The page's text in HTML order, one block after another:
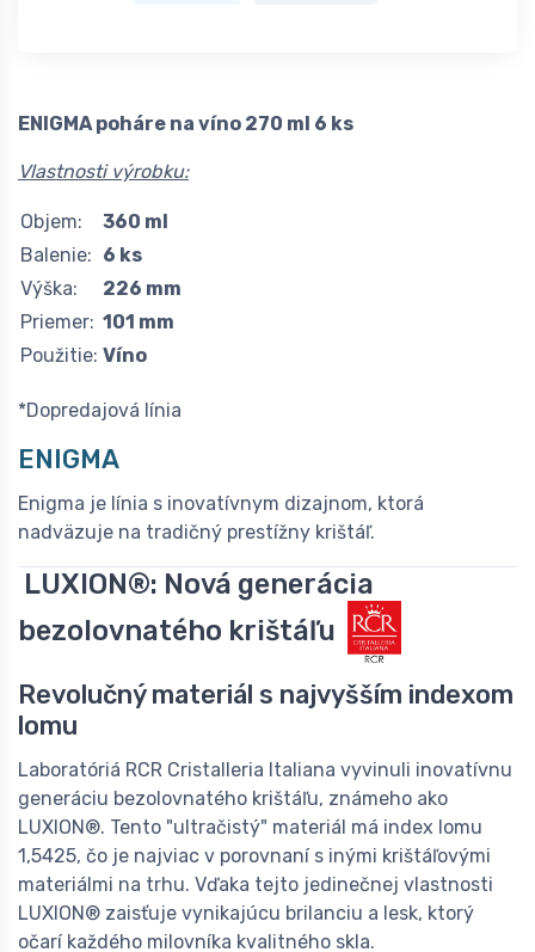
ENIGMA poháre na víno 270 ml 6 ks
Vlastnosti výrobku:
Objem:
360 ml
Balenie: 6 ks
Výška:
226 mm
Priemer: 101 mm
Použitie: Víno
*Dopredajová línia
ENIGMA
Enigma je línia s inovatívnym dizajnom, ktorá
nadväzuje na tradičný prestížny krištáľ.
LUXION®: Nová generácia
bezolovnatého krištáľu
Revolučný materiál s najvyšším indexom
lomu
Laboratóriá RCR Cristalleria Italiana vyvinuli inovatívnu
generáciu bezolovnatého krištáľu, známeho ako
LUXION®. Tento "ultračistý" materiál má index lomu
1,5425, čo je najviac v porovnaní s inými krištáľovými
materiálmi na trhu. Vďaka tejto jedinečnej vlastnosti
LUXION® zaisťuje vynikajúcu brilanciu a lesk, ktorý
očarí každého milovníka kvalitného skla.